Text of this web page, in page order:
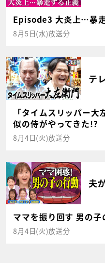
Episode3 大炎上…暴
8月5日(水)放送分
テ
「タイムスリッパー
似の侍がやってきた!?
8月4日(火)放送分
夫
ママを振り回す 男の子
8月4日(火)放送分